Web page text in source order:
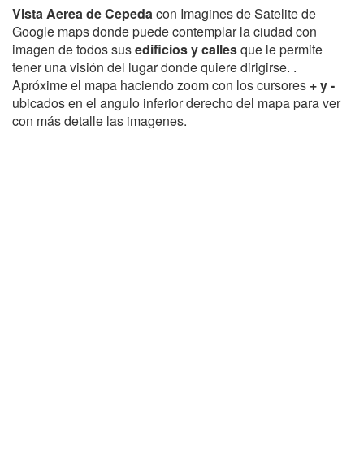
Vista Aerea de Cepedacon Imagines de Satelite de
Google maps donde puede contemplar la ciudad con
imagen de todos susedificios y callesque le permite
tener una visión del lugar donde quiere dirigirse. .
Apróxime el mapa haciendo zoom con los cursores + y -
ubicados en el angulo inferior derecho del mapa para ver
con más detalle las imagenes.